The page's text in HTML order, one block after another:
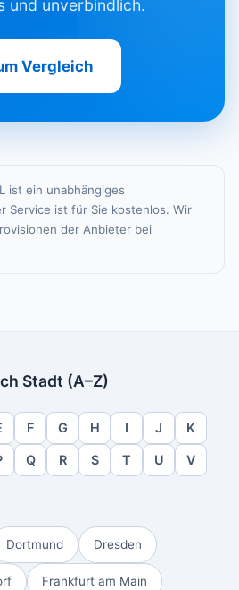
und unverbindlich.
Vergleich
ist ein unabhängiges
Service ist für Sie kostenlos. Wir
der Anbieter bei
Stadt (A–Z)
F G H I J K
Q R S T U V
Dortmund Dresden
Frankfurt am Main